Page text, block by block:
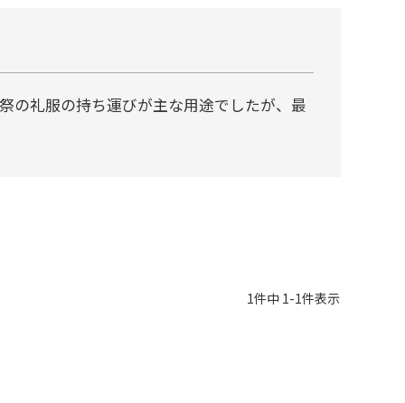
の礼服の持ち運びが主な用途でしたが、最
1件中 1-1件表示